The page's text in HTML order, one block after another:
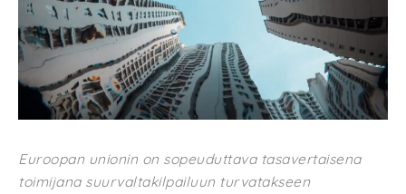
Euroopan unionin on sopeuduttava tasavertaisena
toimijana suurvaltakilpailuun turvatakseen